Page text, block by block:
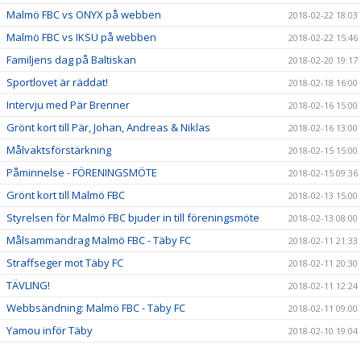
Malmö FBC vs ONYX på webben 2018-02-22 18:03
Malmö FBC vs IKSU på webben 2018-02-22 15:46
Familjens dag på Baltiskan 2018-02-20 19:17
Sportlovet är räddat! 2018-02-18 16:00
Intervju med Pär Brenner 2018-02-16 15:00
Grönt kort till Pär, Johan, Andreas & Niklas 2018-02-16 13:00
Målvaktsförstärkning 2018-02-15 15:00
Påminnelse - FÖRENINGSMÖTE 2018-02-15 09:36
Grönt kort till Malmö FBC 2018-02-13 15:00
Styrelsen för Malmö FBC bjuder in till föreningsmöte 2018-02-13 08:00
Målsammandrag Malmö FBC - Täby FC 2018-02-11 21:33
Straffseger mot Täby FC 2018-02-11 20:30
TÄVLING! 2018-02-11 12:24
Webbsändning: Malmö FBC - Täby FC 2018-02-11 09:00
Yamou inför Täby 2018-02-10 19:04